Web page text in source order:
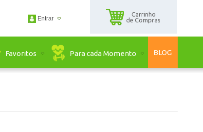
Entrar
Carrinho
de Compras
Favoritos Para cada Momento BLOG